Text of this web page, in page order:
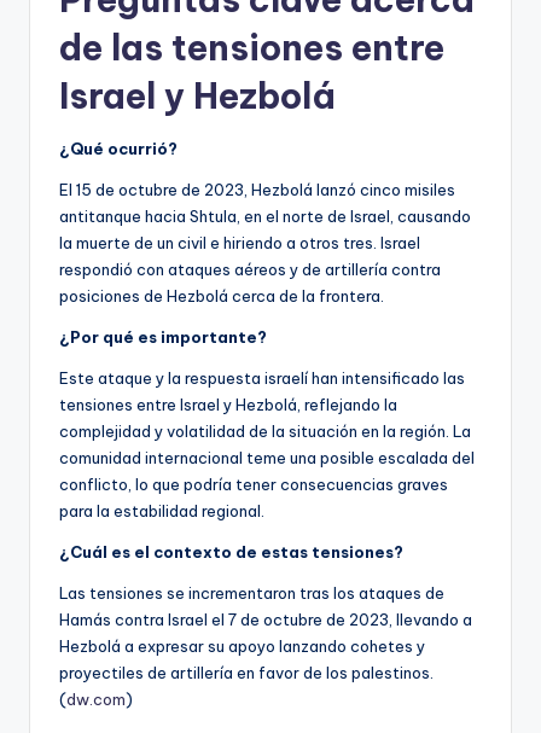
de las tensiones entre
Israel y Hezbolá
¿Qué ocurrió?
El 15 de octubre de 2023, Hezbolá lanzó cinco misiles
antitanque hacia Shtula, en el norte de Israel, causando
la muerte de un civil e hiriendo a otros tres. Israel
respondió con ataques aéreos y de artillería contra
posiciones de Hezbolá cerca de la frontera.
¿Por qué es importante?
Este ataque y la respuesta israelí han intensificado las
tensiones entre Israel y Hezbolá, reflejando la
complejidad y volatilidad de la situación en la región. La
comunidad internacional teme una posible escalada del
conflicto, lo que podría tener consecuencias graves
para la estabilidad regional.
¿Cuál es el contexto de estas tensiones?
Las tensiones se incrementaron tras los ataques de
Hamás contra Israel el 7 de octubre de 2023, llevando a
Hezbolá a expresar su apoyo lanzando cohetes y
proyectiles de artillería en favor de los palestinos.
(dw.com)